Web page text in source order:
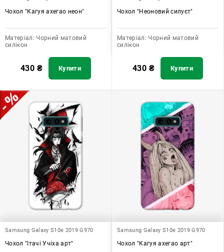
Чохол "Кагуя ахегао неон"
Матеріал: Чорний матовий
силікон
430 ₴ Купити
Чохол "Неоновий силуєт"
Матеріал: Чорний матовий
силікон
430 ₴ Купити
Samsung Galaxy S10e 2019 G970
Чохол "Ітачі Учіха арт"
Samsung Galaxy S10e 2019 G970
Чохол "Кагуя ахегао арт"